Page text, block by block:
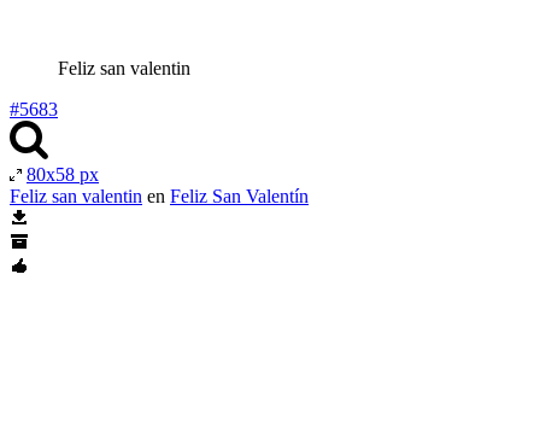
Feliz san valentin
#5683
80x58 px
Feliz san valentin en Feliz San Valentín